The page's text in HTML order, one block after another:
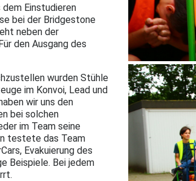
Einstudieren
bei der Bridgestone
neben der
den Ausgang des
wurden Stühle
im Konvoi, Lead und
wir uns den
bei solchen
im Team seine
testete das Team
Evakuierung des
Beispiele. Bei jedem